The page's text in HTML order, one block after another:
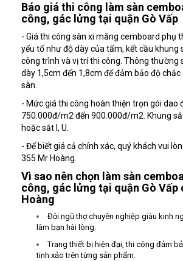
Báo giá thi công làm sàn
công, gác lửng tại quận Gò Vấp
- Giá thi công sàn xi măng cemboard phụ
yếu tố như độ dày của tấm, kết cầu khung
công trình và vị trí thi công. Thông thường
dày 1,5cm đến 1,8cm để đảm bảo độ chắc
sàn.
- Mức giá thi công hoàn thiện trọn gói dao
750.000đ/m2 đến 900.000đ/m2. Khung
hoặc sắt I, U.
- Để biết giá cả chính xác, quý khách vui
355 Mr Hoàng.
Vì sao nên chọn làm sàn
công, gác lửng tại quận Gò Vấp
Hoàng
Đội ngũ thợ chuyên nghiệp giàu kinh
làm bạn hài lòng.
Trang thiết bị hiện đại, thi công đảm
tinh xảo trên từng sản phẩm.